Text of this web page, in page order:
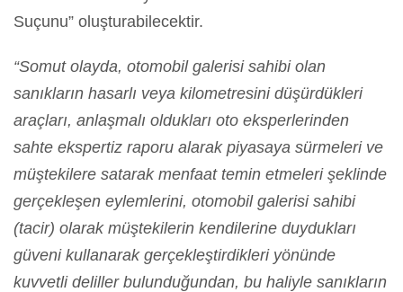
Suçunu” oluşturabilecektir.
“Somut olayda, otomobil galerisi sahibi olan
sanıkların hasarlı veya kilometresini düşürdükleri
araçları, anlaşmalı oldukları oto eksperlerinden
sahte ekspertiz raporu alarak piyasaya sürmeleri ve
müştekilere satarak menfaat temin etmeleri şeklinde
gerçekleşen eylemlerini, otomobil galerisi sahibi
(tacir) olarak müştekilerin kendilerine duydukları
güveni kullanarak gerçekleştirdikleri yönünde
kuvvetli deliller bulunduğundan, bu haliyle sanıkların